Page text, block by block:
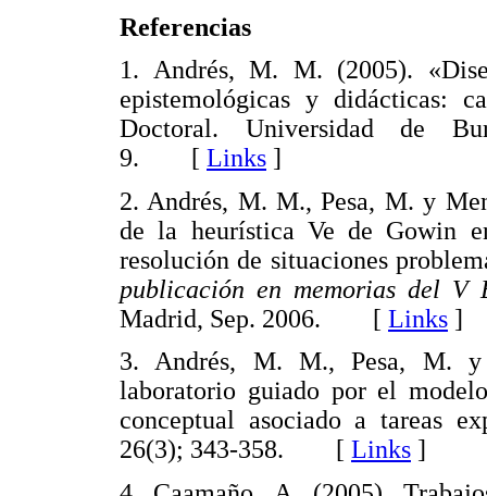
Referencias
1. Andrés, M. M. (2005).
epistemológicas y didácticas:
Doctoral. Universidad de
9. [ Links ]
2. Andrés, M. M., Pesa, M. y
de la heurística Ve de Gowin
resolución de situaciones
publicación en memorias del V
Madrid, Sep. 2006. [ Links ]
3. Andrés, M. M., Pesa, M. y
laboratorio guiado por el
conceptual asociado a tareas
26(3); 343-358. [ Links ]